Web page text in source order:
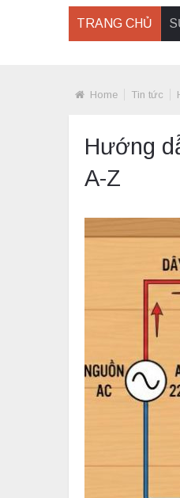
TRANG CHỦ
Home Tin tức
Hướng
A-Z